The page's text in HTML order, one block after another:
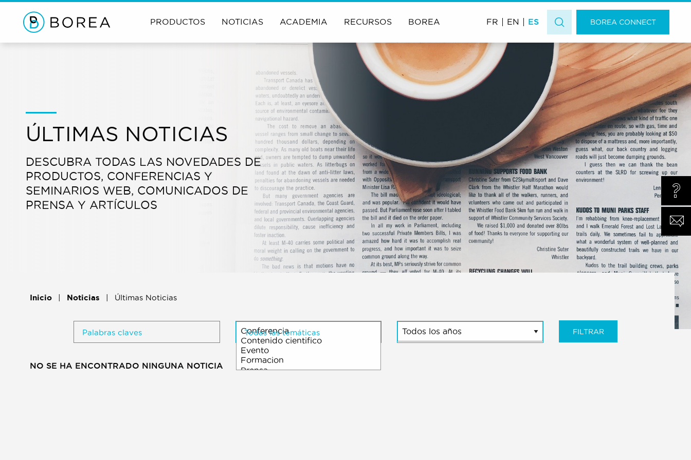
PRODUCTOS NOTICIAS ACADEMIA RECURSOS BOREA FR EN ES BOREA CONNECT
ÚLTIMAS NOTICIAS
DESCUBRA TODAS LAS NOVEDADES DE
PRODUCTOS, CONFERENCIAS Y
SEMINARIOS WEB, COMUNICADOS DE
PRENSA Y ARTÍCULOS
Inicio Noticias Últimas Noticias
Palabras claves Todas las temáticas FILTRAR
NO SE HA ENCONTRADO NINGUNA NOTICIA